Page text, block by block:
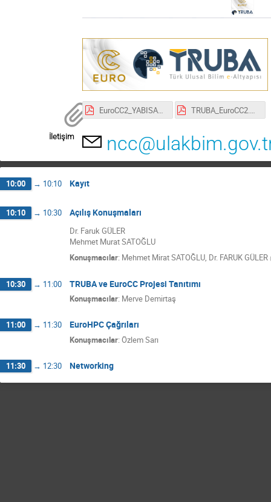
EuroCC2_YABISAK_EuroHPC_Cagrilari.pdf TRUBA_EuroCC2.pdf
İletişim
10:00 → 10:10 Kayıt
10:10 → 10:30 Açılış Konuşmaları
Dr. Faruk GÜLER
Mehmet Murat SATOĞLU
Konuşmacılar: Mehmet Mirat SATOĞLU, Dr. FARUK GÜLER (
10:30 → 11:00 TRUBA ve EuroCC Projesi Tanıtımı
Konuşmacılar: Merve Demirtaş
11:00 → 11:30 EuroHPC Çağrıları
Konuşmacılar: Özlem Sarı
11:30 → 12:30 Networking